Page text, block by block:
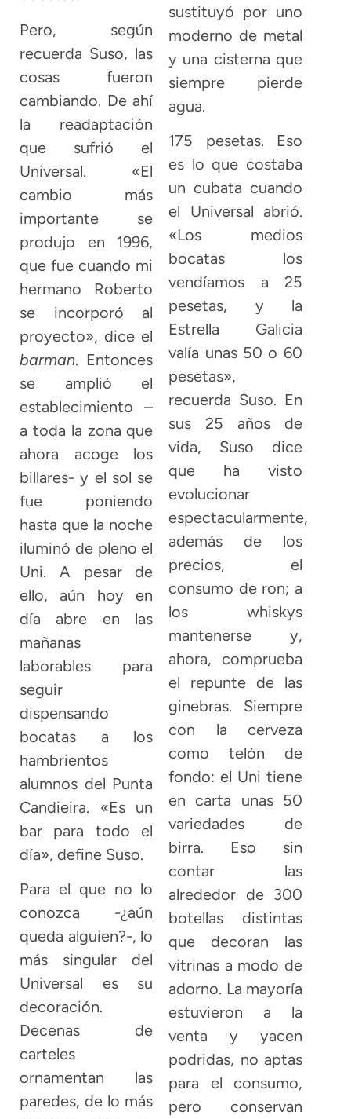
Pero, según
recuerda Suso, las
cosas fueron
cambiando. De ahí
la readaptación
que sufrió el
Universal. «El
cambio más
importante se
produjo en 1996,
que fue cuando mi
hermano Roberto
se incorporó al
proyecto», dice el
barman. Entonces
se amplió el
establecimiento –
a toda la zona que
ahora acoge los
billares- y el sol se
fue poniendo
hasta que la noche
iluminó de pleno el
Uni. A pesar de
ello, aún hoy en
día abre en las
mañanas
laborables para
seguir
dispensando
bocatas a los
hambrientos
alumnos del Punta
Candieira. «Es un
bar para todo el
día», define Suso.
Para el que no lo
conozca -¿aún
queda alguien?-, lo
más singular del
Universal es su
decoración.
Decenas de
carteles
ornamentan las
paredes, de lo más
sustituyó por uno
moderno de metal
y una cisterna que
siempre pierde
agua.
175 pesetas. Eso
es lo que costaba
un cubata cuando
el Universal abrió.
«Los medios
bocatas los
vendíamos a 25
pesetas, y la
Estrella Galicia
valía unas 50 o 60
pesetas»,
recuerda Suso. En
sus 25 años de
vida, Suso dice
que ha visto
evolucionar
espectacularmente,
además de los
precios, el
consumo de ron; a
los whiskys
mantenerse y,
ahora, comprueba
el repunte de las
ginebras. Siempre
con la cerveza
como telón de
fondo: el Uni tiene
en carta unas 50
variedades de
birra. Eso sin
contar las
alrededor de 300
botellas distintas
que decoran las
vitrinas a modo de
adorno. La mayoría
estuvieron a la
venta y yacen
podridas, no aptas
para el consumo,
pero conservan